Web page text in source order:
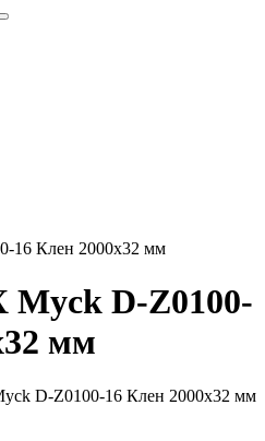
16 Клен 2000х32 мм
D-Z0100-
мм